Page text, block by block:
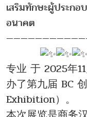
เสริมทักษะผู้ประกอ
อนาคต
专业 于 2025年
办了第九届 BC
Exhibition）。